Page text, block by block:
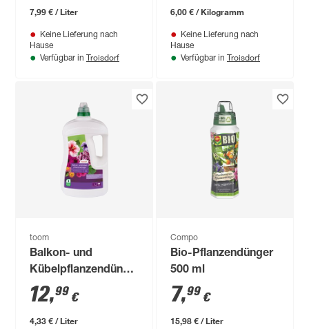
7,99 € / Liter
Keine Lieferung nach
Hause
Verfügbar in Troisdorf
6,00 € / Kilogramm
Keine Lieferung nach
Hause
Verfügbar in Troisdorf
toom
Balkon- und
Kübelpflanzendünger
3 l
12,99 €
4,33 € / Liter
Compo
Bio-Pflanzendünger
500 ml
7,99 €
15,98 € / Liter